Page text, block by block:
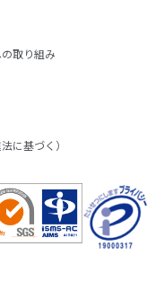
取り組み
に基づく）